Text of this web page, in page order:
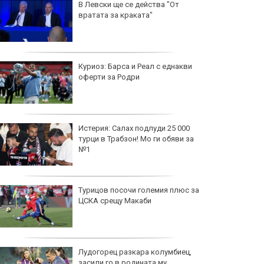
В Левски ще се действа "От
вратата за краката"
Куриоз: Барса и Реал с еднакви
оферти за Родри
Истерия: Салах подлуди 25 000
турци в Трабзон! Мо ги обяви за
№1
Турицов посочи големия плюс за
ЦСКА срещу Макаби
Лудогорец разкара колумбиец,